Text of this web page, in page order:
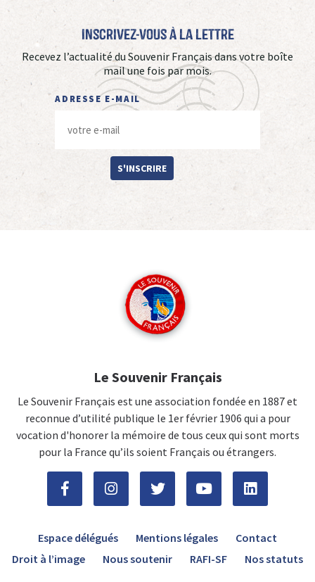
Inscrivez-vous à La Lettre
Recevez l’actualité du Souvenir Français dans votre boîte
mail une fois par mois.
ADRESSE E-MAIL
S'INSCRIRE
Le Souvenir Français
Le Souvenir Français est une association fondée en 1887 et
reconnue d’utilité publique le 1er février 1906 qui a pour
vocation d'honorer la mémoire de tous ceux qui sont morts
pour la France qu’ils soient Français ou étrangers.
Espace délégués Mentions légales
Contact
Droit à l’image
Nous soutenir RAFI-SF Nos statuts